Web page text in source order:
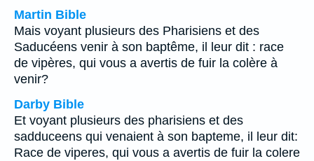
Martin Bible
Mais voyant plusieurs des Pharisiens et des
Saducéens venir à son baptême, il leur dit : race
de vipères, qui vous a avertis de fuir la colère à
venir?
Darby Bible
Et voyant plusieurs des pharisiens et des
sadduceens qui venaient à son bapteme, il leur dit:
Race de viperes, qui vous a avertis de fuir la colere